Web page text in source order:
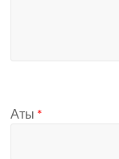
Аты *